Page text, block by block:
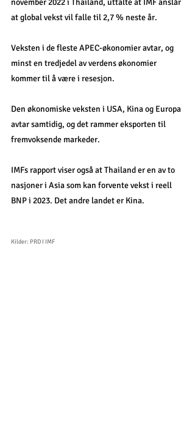
november 2022 i Thailand, uttalte at IMF anslår
at global vekst vil falle til 2,7 % neste år.
Veksten i de fleste APEC-økonomier avtar, og
minst en tredjedel av verdens økonomier
kommer til å være i resesjon.
Den økonomiske veksten i USA, Kina og Europa
avtar samtidig, og det rammer eksporten til
fremvoksende markeder.
IMFs rapport viser også at Thailand er en av to
nasjoner i Asia som kan forvente vekst i reell
BNP i 2023. Det andre landet er Kina.
Kilder: PRD I IMF